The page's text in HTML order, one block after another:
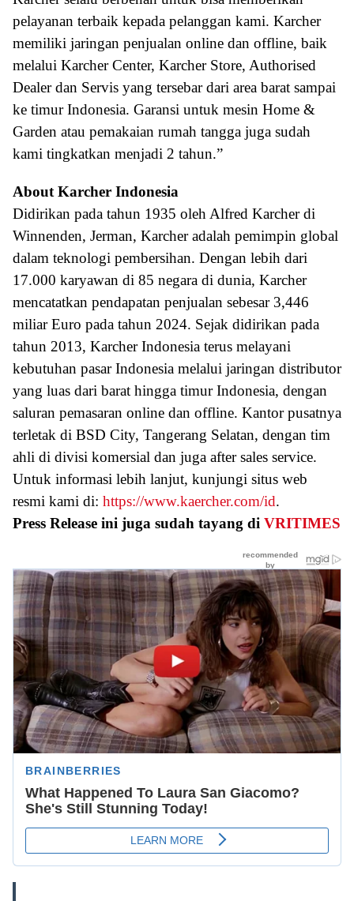
pelayanan terbaik kepada pelanggan kami. Karcher
memiliki jaringan penjualan online dan offline, baik
melalui Karcher Center, Karcher Store, Authorised
Dealer dan Servis yang tersebar dari area barat sampai
ke timur Indonesia. Garansi untuk mesin Home &
Garden atau pemakaian rumah tangga juga sudah
kami tingkatkan menjadi 2 tahun.”
About Karcher Indonesia
Didirikan pada tahun 1935 oleh Alfred Karcher di
Winnenden, Jerman, Karcher adalah pemimpin global
dalam teknologi pembersihan. Dengan lebih dari
17.000 karyawan di 85 negara di dunia, Karcher
mencatatkan pendapatan penjualan sebesar 3,446
miliar Euro pada tahun 2024. Sejak didirikan pada
tahun 2013, Karcher Indonesia terus melayani
kebutuhan pasar Indonesia melalui jaringan distributor
yang luas dari barat hingga timur Indonesia, dengan
saluran pemasaran online dan offline. Kantor pusatnya
terletak di BSD City, Tangerang Selatan, dengan tim
ahli di divisi komersial dan juga after sales service.
Untuk informasi lebih lanjut, kunjungi situs web
resmi kami di: https://www.kaercher.com/id.
Press Release ini juga sudah tayang di VRITIMES